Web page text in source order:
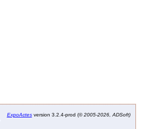
ExpoActesversion 3.2.4-prod (©2005-2026, ADSoft)